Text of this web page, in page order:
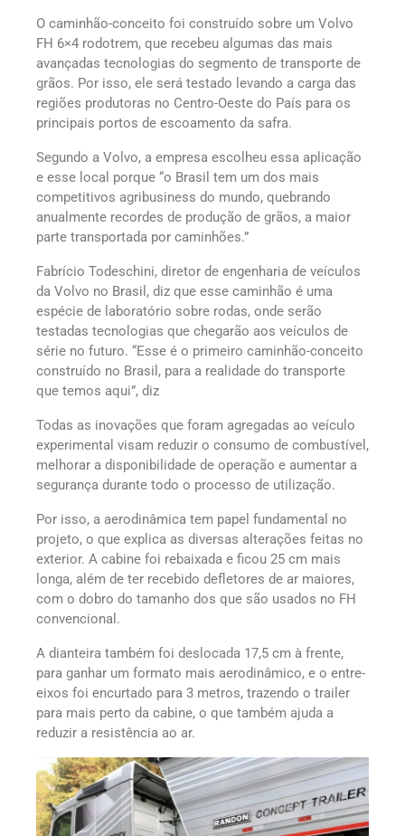
O caminhão-conceito foi construído sobre um Volvo
FH 6×4 rodotrem, que recebeu algumas das mais
avançadas tecnologias do segmento de transporte de
grãos. Por isso, ele será testado levando a carga das
regiões produtoras no Centro-Oeste do País para os
principais portos de escoamento da safra.
Segundo a Volvo, a empresa escolheu essa aplicação
e esse local porque “o Brasil tem um dos mais
competitivos agribusiness do mundo, quebrando
anualmente recordes de produção de grãos, a maior
parte transportada por caminhões.”
Fabrício Todeschini, diretor de engenharia de veículos
da Volvo no Brasil, diz que esse caminhão é uma
espécie de laboratório sobre rodas, onde serão
testadas tecnologias que chegarão aos veículos de
série no futuro. “Esse é o primeiro caminhão-conceito
construído no Brasil, para a realidade do transporte
que temos aqui”, diz
Todas as inovações que foram agregadas ao veículo
experimental visam reduzir o consumo de combustível,
melhorar a disponibilidade de operação e aumentar a
segurança durante todo o processo de utilização.
Por isso, a aerodinâmica tem papel fundamental no
projeto, o que explica as diversas alterações feitas no
exterior. A cabine foi rebaixada e ficou 25 cm mais
longa, além de ter recebido defletores de ar maiores,
com o dobro do tamanho dos que são usados no FH
convencional.
A dianteira também foi deslocada 17,5 cm à frente,
para ganhar um formato mais aerodinâmico, e o entre-
eixos foi encurtado para 3 metros, trazendo o trailer
para mais perto da cabine, o que também ajuda a
reduzir a resistência ao ar.